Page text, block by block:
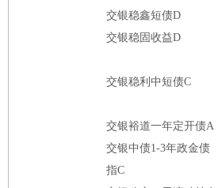
交银稳鑫短债D
交银稳固收益D
交银稳利中短债C
交银裕道一年定开债A
交银中债1-3年政金债
指C